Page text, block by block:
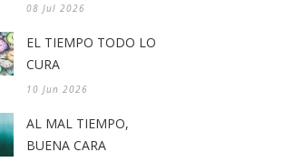
08 Jul 2026
EL TIEMPO TODO LO
CURA
10 Jun 2026
AL MAL TIEMPO,
BUENA CARA